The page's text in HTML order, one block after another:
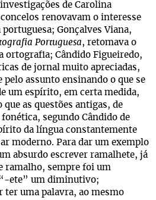
de Carolina
renovavam o interesse
Gonçalves Viana,
Portuguesa, retomava o
ortografia; Cândido Figueiredo,
de jornal muito apreciadas,
assunto ensinando o que se
um espírito, em certa medida,
as questões antigas, de
segundo Cândido de
da língua constantemente
moderno. Para dar um exemplo
absurdo escrever ramalhete, já
ramalho, sempre foi um
ete” um diminutivo;
ter uma palavra, ao mesmo